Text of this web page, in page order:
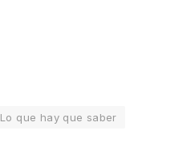
Lo que hay que saber